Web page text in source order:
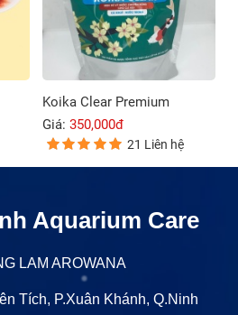
Koika Clear Premium
Giá: 350,000đ
21 Liên hệ
Aquarium Care
LAM AROWANA
Tích, P.Xuân Khánh, Q.Ninh